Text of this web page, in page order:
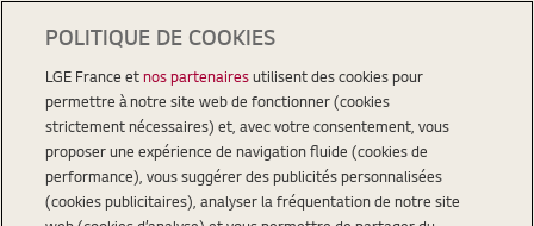
POLITIQUE DE COOKIES
LGE France etnos partenairesutilisent des cookies pour
permettre à notre site web de fonctionner (cookies
strictement nécessaires) et, avec votre consentement, vous
proposer une expérience de navigation fluide (cookies de
performance), vous suggérer des publicités personnalisées
(cookies publicitaires), analyser la fréquentation de notre site